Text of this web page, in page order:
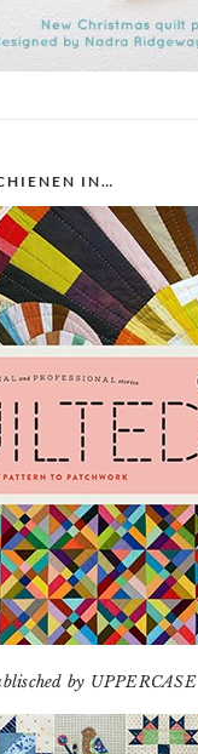
IN…
by UPPERCASE